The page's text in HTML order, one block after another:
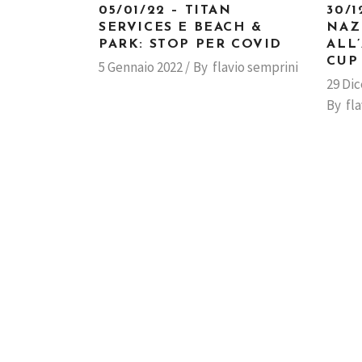
05/01/22 – TITAN
SERVICES E BEACH &
PARK: STOP PER COVID
5 Gennaio 2022 By flavio semprini
30/
CUP
29
By